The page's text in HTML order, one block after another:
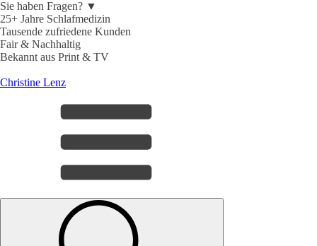
Sie haben Fragen? ▼
25+ Jahre Schlafmedizin
Tausende zufriedene Kunden
Fair & Nachhaltig
Bekannt aus Print & TV
Christine Lenz